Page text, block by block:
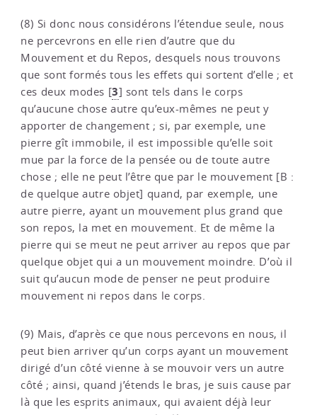
(8) Si donc nous considérons l’étendue seule, nous
ne percevrons en elle rien d’autre que du
Mouvement et du Repos, desquels nous trouvons
que sont formés tous les effets qui sortent d’elle ; et
ces deux modes [3] sont tels dans le corps
qu’aucune chose autre qu’eux-mêmes ne peut y
apporter de changement ; si, par exemple, une
pierre gît immobile, il est impossible qu’elle soit
mue par la force de la pensée ou de toute autre
chose ; elle ne peut l’être que par le mouvement [B :
de quelque autre objet] quand, par exemple, une
autre pierre, ayant un mouvement plus grand que
son repos, la met en mouvement. Et de même la
pierre qui se meut ne peut arriver au repos que par
quelque objet qui a un mouvement moindre. D’où il
suit qu’aucun mode de penser ne peut produire
mouvement ni repos dans le corps.
(9) Mais, d’après ce que nous percevons en nous, il
peut bien arriver qu’un corps ayant un mouvement
dirigé d’un côté vienne à se mouvoir vers un autre
côté ; ainsi, quand j’étends le bras, je suis cause par
là que les esprits animaux, qui avaient déjà leur